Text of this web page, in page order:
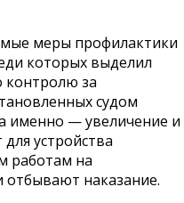
меры профилактики
которых выделил
контролю за
судом
именно — увеличение и
устройства
работам на
отбывают наказание.